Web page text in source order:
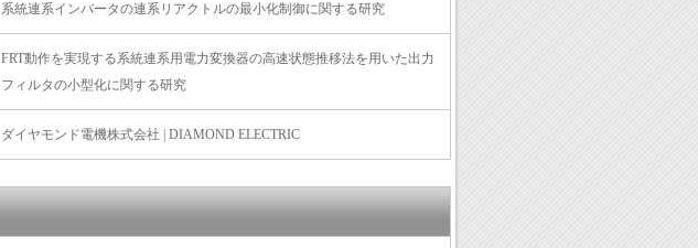
系統連系インバータの連系リアクトルの最小化制御に関する研究
FRT動作を実現する系統連系用電力変換器の高速状態推移法を用いた出力
フィルタの小型化に関する研究
ダイヤモンド電機株式会社 | DIAMOND ELECTRIC